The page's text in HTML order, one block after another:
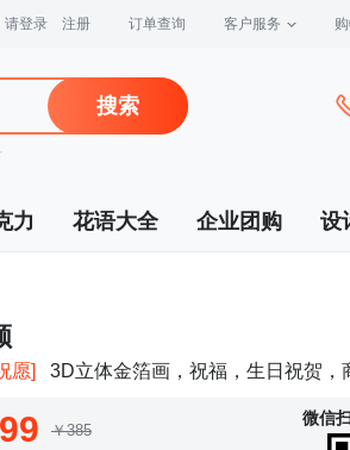
请登录 注册 订单查询 客户服务
搜索
力 花语大全 企业团购 设
愿] 3D立体金箔画，祝福，生日祝贺，
￥385
微信